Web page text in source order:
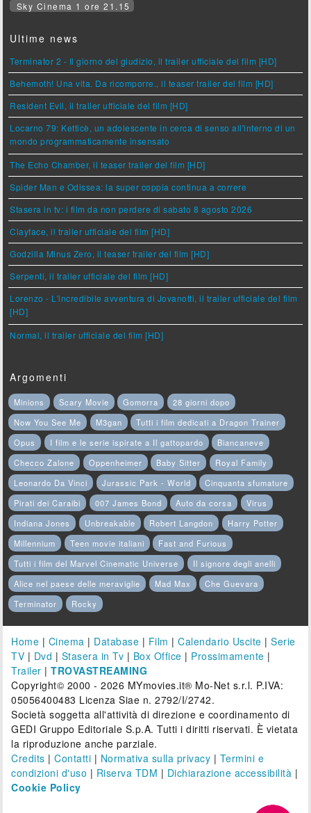
Sky Cinema 1 ore 21.15
Ultime news
Terminator 2 - Il giorno del giudizio, il trailer ufficiale del film [HD]
Behemoth! Una vita. Da ricomporre., il teaser trailer del film [HD]
Resident Evil, il trailer ufficiale del film [HD]
Locarno 79: Ketticè, un adolescente in cerca di senso all'interno di un
mondo programmaticamente insensato
The Echo Chamber, il teaser trailer del film [HD]
Spider Man e Odissea: la super coppia continua a correre
Stasera in tv: i film da non perdere di sabato 8 agosto 2026
Clayface, il trailer ufficiale del film [HD]
Godzilla Minus Zero, il teaser trailer del film [HD]
Serpenti, il trailer ufficiale del film [HD]
Lorenzo - L'incredibile avventura di Jovanotti, il trailer ufficiale del film
[HD]
Normal, il trailer ufficiale del film [HD]
Argomenti
Minions Scary Movie Gomorra
28 giorni dopo
Now You See Me
M3gan
Tutti i film dedicati a Dragon Trainer
Opus
I film e le serie ispirate a Il gattopardo
Biancaneve
Checco Zalone
Oppenheimer Baby Sitter
Royal Family
Leonardo Da Vinci
Jurassic Park - World
Cinquanta sfumature
Pirati dei Caraibi
007 James Bond Auto da corsa
Virus
Indiana Jones
Unbreakable Robert Langdon
Harry Potter
Millennium
Teen movie italiani
Fast and Furious
Tutti i film del Marvel Cinematic Universe
Il signore degli anelli
Alice nel paese delle meraviglie
Mad Max
Che Guevara
Terminator
Rocky
Home | Cinema | Database | Film |Calendario Uscite |Serie
TV | Dvd | Stasera in Tv | Box Office | Prossimamente |
Trailer |TROVASTREAMING
Copyright© 2000 - 2026 MYmovies.it® Mo-Net s.r.l. P.IVA:
05056400483 Licenza Siae n. 2792/I/2742.
Società soggetta all'attività di direzione e coordinamento di
GEDI Gruppo Editoriale S.p.A. Tutti i diritti riservati. È vietata
la riproduzione anche parziale.
Credits |Contatti | Normativa sulla privacy | Termini e
condizioni d'uso | Riserva TDM | Dichiarazione accessibilità |
Cookie Policy